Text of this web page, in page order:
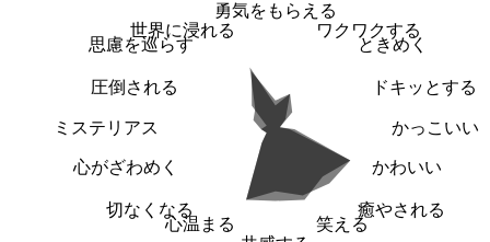
勇気をもらえる
ワクワクする
ときめく
ドキッとする
かっこいい
かわいい
癒やされる
笑える
心温まる
切なくなる
心がざわめく
ミステリアス
圧倒される
思慮を巡らす
世界に浸れる